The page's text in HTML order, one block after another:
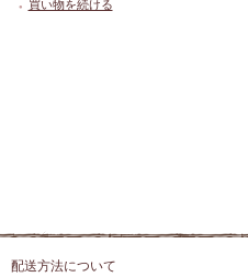
● 買い物を続ける
配送方法について